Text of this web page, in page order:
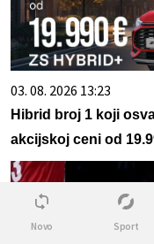
03. 08. 2026 13:23
Hibrid broj 1 koji
akcijskoj ceni od
Novo Sport